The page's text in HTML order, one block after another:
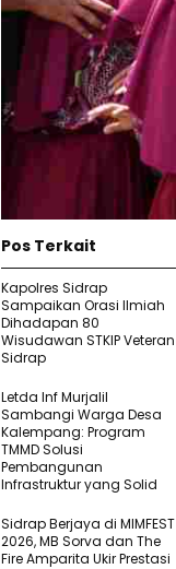
Pos Terkait
Kapolres Sidrap
Sampaikan Orasi Ilmiah
Dihadapan 80
Wisudawan STKIP Veteran
Sidrap
Letda Inf Murjalil
Sambangi Warga Desa
Kalempang: Program
TMMD Solusi
Pembangunan
Infrastruktur yang Solid
Sidrap Berjaya di MIMFEST
2026, MB Sorva dan The
Fire Amparita Ukir Prestasi